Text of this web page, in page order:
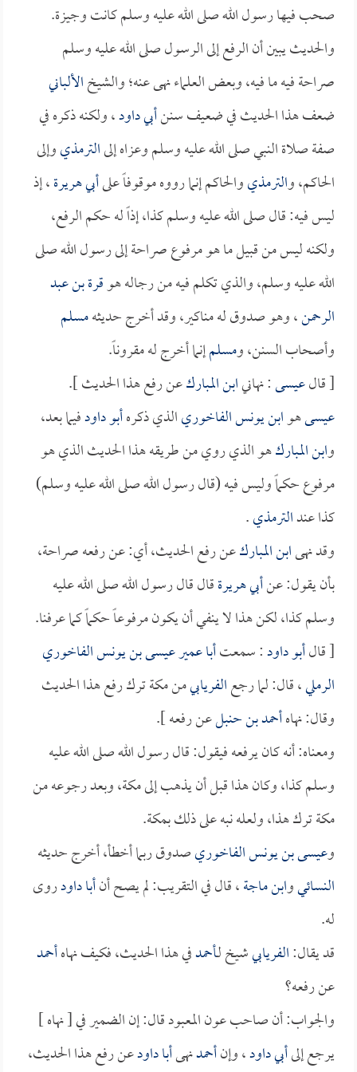
صحب فيها رسول الله صلى الله عليه وسلم كانت وجيزة.
والحديث يبين أن الرفع إلى الرسول صلى الله عليه وسلم
صراحة فيه ما فيه، وبعض العلماء نهى عنه؛ والشيخالألباني
ضعف هذا الحديث في ضعيف سننأبي داود، ولكنه ذكره في
صفة صلاة النبي صلى الله عليه وسلم وعزاه إلىالترمذيوإلى
الحاكم، والترمذيوالحاكم إنما رووه موقوفاً علىأبي هريرة، إذ
ليس فيه: قال صلى الله عليه وسلم كذا، إذاً له حكم الرفع،
ولكنه ليس من قبيل ما هو مرفوع صراحة إلى رسول الله صلى
الله عليه وسلم، والذي تكلم فيه من رجاله هوقرة بن عبد
الرحمن، وهو صدوق له مناكير، وقد أخرج حديثهمسلم
وأصحاب السنن، ومسلمإنما أخرج له مقروناً.
[ قالعيسى: نهانيابن المباركعن رفع هذا الحديث ].
عيسىهوابن يونس الفاخوريالذي ذكرهأبو داودفيما بعد،
وابن المباركهو الذي روي من طريقه هذا الحديث الذي هو
مرفوع حكماً وليس فيه (قال رسول الله صلى الله عليه وسلم)
كذا عندالترمذي.
وقد نهىابن المباركعن رفع الحديث، أي: عن رفعه صراحة،
بأن يقول: عنأبي هريرةقال قال رسول الله صلى الله عليه
وسلم كذا، لكن هذا لا ينفي أن يكون مرفوعاً حكماً كما عرفنا.
[ قالأبو داود: سمعتأبا عمير عيسى بن يونس الفاخوري
الرملي، قال: لما رجعالفريابيمن مكة ترك رفع هذا الحديث
وقال: نهاهأحمد بن حنبلعن رفعه ].
ومعناه: أنه كان يرفعه فيقول: قال رسول الله صلى الله عليه
وسلم كذا، وكان هذا قبل أن يذهب إلى مكة، وبعد رجوعه من
مكة ترك هذا، ولعله نبه على ذلك بمكة.
وعيسى بن يونس الفاخوريصدوق ربما أخطأ، أخرج حديثه
النسائيوابن ماجة، قال في التقريب: لم يصح أنأبا داودروى
له.
قد يقال:الفريابيشيخ لـأحمدفي هذا الحديث، فكيف نهاهأحمد
عن رفعه؟
والجواب: أن صاحب عون المعبود قال: إن الضمير في [ نهاه ]
يرجع إلىأبي داود، وإنأحمدنهىأبا داودعن رفع هذا الحديث،